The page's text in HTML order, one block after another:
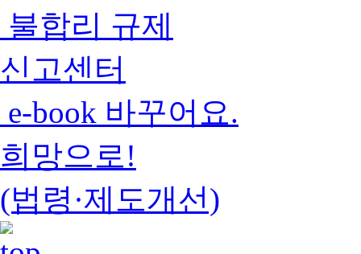
불합리 규제
신고센터
e-book 바꾸어요.
희망으로!
(법령·제도개선)